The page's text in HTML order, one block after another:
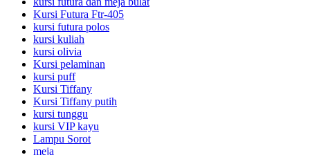
Kursi Futura Ftr-405
kursi futura polos
kursi kuliah
kursi olivia
Kursi pelaminan
kursi puff
Kursi Tiffany
Kursi Tiffany putih
kursi tunggu
kursi VIP kayu
Lampu Sorot
meja